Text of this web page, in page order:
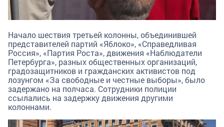
Начало шествия третьей колонны, объединившей
представителей партий «Яблоко», «Справедливая
Россия», «Партия Роста», движения «Наблюдатели
Петербурга», разных общественных организаций,
градозащитников и гражданских активистов под
лозунгом «За свободные и честные выборы», было
задержано на полчаса. Сотрудники полиции
ссылались на задержку движения другими
колоннами.